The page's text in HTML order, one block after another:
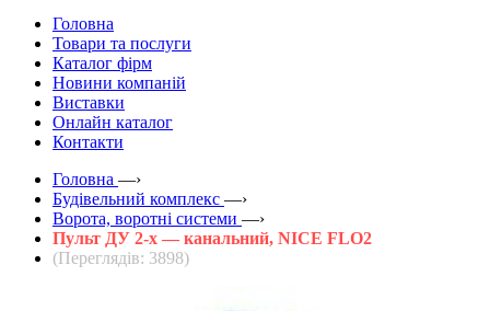
Головна
Товари та послуги
Каталог фірм
Новини компаній
Виставки
Онлайн каталог
Контакти
Головна —›
Будівельний комплекс —›
Ворота, воротні системи —›
Пульт ДУ 2-x — канальний, NICE FLO2
(Переглядів: 3898)